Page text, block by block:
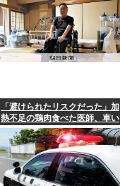
「避けられたリスクだった」加
熱不足の鶏肉食べた医師、車い
す生活に